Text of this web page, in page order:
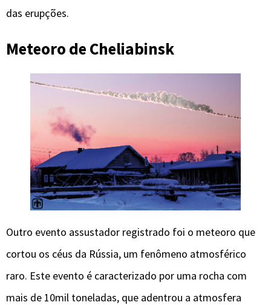
das erupções.
Meteoro de Cheliabinsk
Outro evento assustador registrado foi o meteoro que
cortou os céus da Rússia, um fenômeno atmosférico
raro. Este evento é caracterizado por uma rocha com
mais de 10mil toneladas, que adentrou a atmosfera